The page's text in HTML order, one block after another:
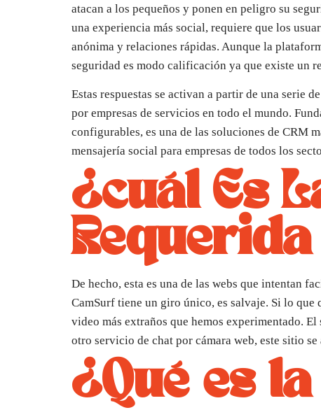
atacan a los pequeños y ponen en peligro su
una experiencia más social, requiere que los
anónima y relaciones rápidas. Aunque la
seguridad es modo calificación ya que existe un
Estas respuestas se activan a partir de una serie
por empresas de servicios en todo el mundo.
configurables, es una de las soluciones de CRM
mensajería social para empresas de todos los
¿cuál Es
De hecho, esta es una de las webs que intentan
CamSurf tiene un giro único, es salvaje. Si lo
video más extraños que hemos experimentado.
otro servicio de chat por cámara web, este sitio
¿Qué es